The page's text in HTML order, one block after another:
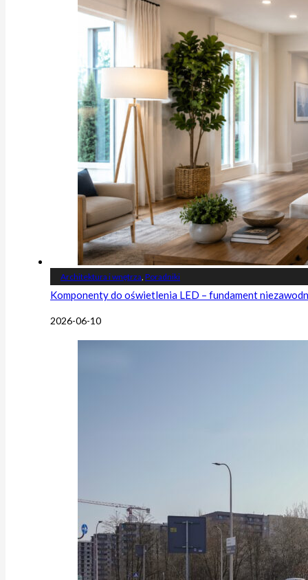
Architektura i wnętrza Poradniki
Komponenty do oświetlenia LED – fundament
2026-06-10